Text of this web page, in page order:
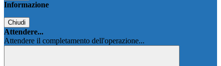
Informazione
Chiudi
Attendere...
Attendere il completamento dell'operazione...